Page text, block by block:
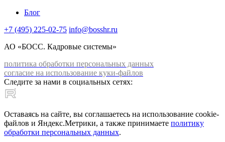
Блог
+7 (495) 225-02-75 info@bosshr.ru
АО «БОСС. Кадровые системы»
политика обработки персональных данных
согласие на использование куки-файлов
Следите за нами в социальных сетях:
Оставаясь на сайте, вы соглашаетесь на использование cookie-
файлов и Яндекс.Метрики, а также принимаете политику
обработки персональных данных.